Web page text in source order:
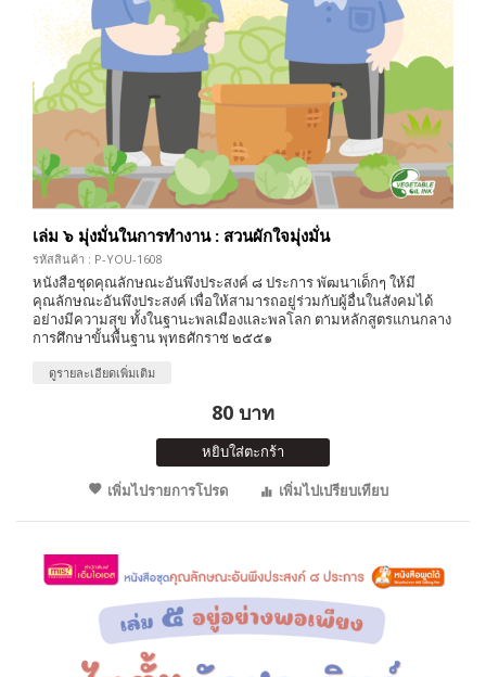
เล่ม ๖ มุ่งมั่นในการทำงาน : สวนผักใจมุ่งมั่น
รหัสสินค้า : P-YOU-1608
หนังสือชุดคุณลักษณะอันพึงประสงค์ ๘ ประการ พัฒนาเด็กๆ ให้มี
คุณลักษณะอันพึงประสงค์ เพื่อให้สามารถอยู่ร่วมกับผู้อื่นในสังคมได้
อย่างมีความสุข ทั้งในฐานะพลเมืองและพลโลก ตามหลักสูตรแกนกลาง
การศึกษาขั้นพื้นฐาน พุทธศักราช ๒๕๕๑
ดูรายละเอียดเพิ่มเติม
80 บาท
หยิบใส่ตะกร้า
เพิ่มไปรายการโปรด
เพิ่มไปเปรียบเทียบ